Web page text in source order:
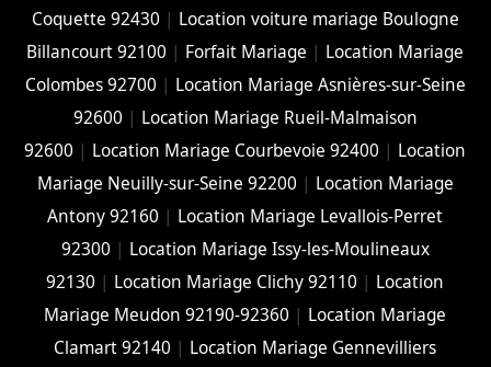
Coquette 92430 | Location voiture mariage Boulogne
Billancourt 92100 | Forfait Mariage | Location Mariage
Colombes 92700 | Location Mariage Asnières-sur-Seine
92600 | Location Mariage Rueil-Malmaison
92600 | Location Mariage Courbevoie 92400 | Location
Mariage Neuilly-sur-Seine 92200 | Location Mariage
Antony 92160 | Location Mariage Levallois-Perret
92300 | Location Mariage Issy-les-Moulineaux
92130 | Location Mariage Clichy 92110 | Location
Mariage Meudon 92190-92360 | Location Mariage
Clamart 92140 | Location Mariage Gennevilliers